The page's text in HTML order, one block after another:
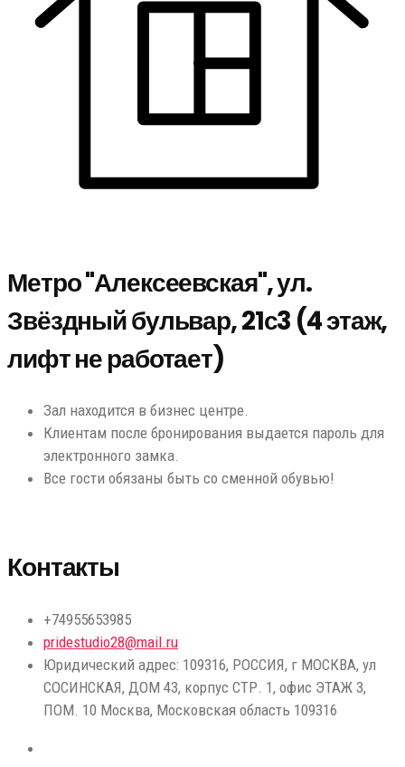
Метро "Алексеевская", ул.
Звёздный бульвар, 21с3 (4 этаж,
лифт не работает)
Зал находится в бизнес центре.
Клиентам после бронирования выдается пароль для
электронного замка.
Все гости обязаны быть со сменной обувью!
Контакты
+74955653985
pridestudio28@mail.ru
Юридический адрес: 109316, РОССИЯ, г МОСКВА, ул
СОСИНСКАЯ, ДОМ 43, корпус СТР. 1, офис ЭТАЖ 3,
ПОМ. 10 Москва, Московская область 109316